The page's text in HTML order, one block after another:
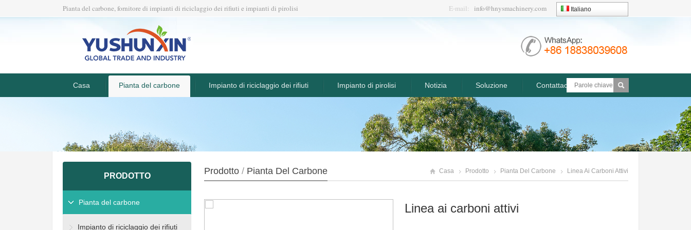
Pianta del carbone, fornitore di impianti di riciclaggio dei rifiuti e impianti di pirolisi E-mail: info@hnysmachinery.com Italiano
Casa Pianta del carbone Impianto di riciclaggio dei rifiuti Impianto di pirolisi Notizia Soluzione Contattaci
Prodotto / Pianta Del Carbone Casa Prodotto Pianta Del Carbone Linea Ai Carboni Attivi
Linea ai carboni attivi
PRODOTTO
Pianta del carbone
Impianto di riciclaggio dei rifiuti